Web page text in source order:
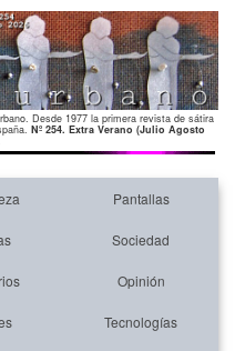
Desde 1977 la primera revista de sátira
Nº 254. Extra Verano (Julio Agosto
Pantallas
Sociedad
Opinión
Tecnologías